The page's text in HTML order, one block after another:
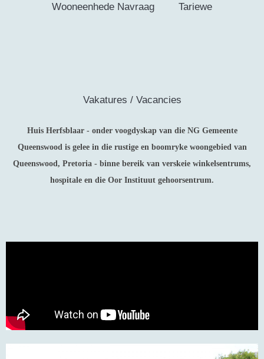
Wooneenhede Navraag
Tariewe
Vakatures / Vacancies
Huis Herfsblaar - onder voogdyskap van die NG Gemeente
Queenswood is gelee in die rustige en boomryke woongebied van
Queenswood, Pretoria - binne bereik van verskeie winkelsentrums,
hospitale en die Oor Instituut gehoorsentrum.